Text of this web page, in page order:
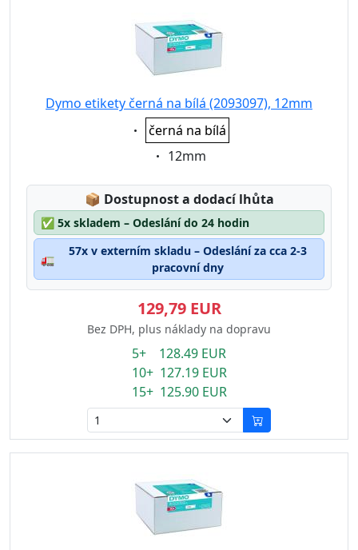
Dymo etikety černá na bílá (2093097), 12mm
Eigenschaft:
černá na bílá
Eigenschaft:
12mm
📦 Lagerstatus:
Dostupnost a dodací lhůta
✅ 5x skladem – Odeslání do 24 hodin
🚛
57x v externím skladu – Odeslání za cca 2-3
pracovní dny
129,79 EUR
Bez DPH, plus náklady na dopravu
5+ 128.49 EUR
10+ 127.19 EUR
15+ 125.90 EUR